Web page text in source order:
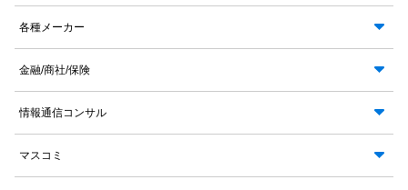
各種メーカー
金融/商社/保険
情報通信コンサル
マスコミ